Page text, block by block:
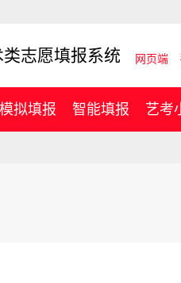
志愿填报系统 网页端
模拟填报 智能填报 艺考